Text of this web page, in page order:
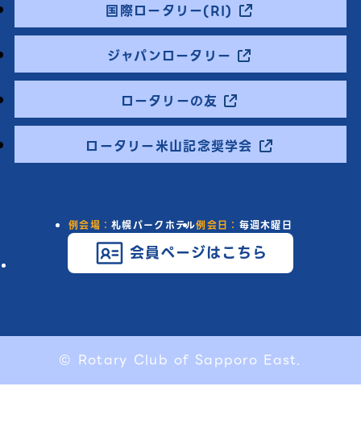
国際ロータリー(RI)
ジャパンロータリー
ロータリーの友
ロータリー米山記念奨学会
例会場：札幌パークホテル例会日： 毎週木曜日
会員ページはこちら
© Rotary Club of Sapporo East.